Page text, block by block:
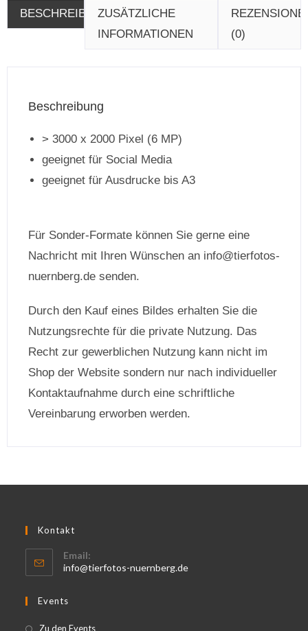
BESCHREIBUNGZUSÄTZLICHE
INFORMATIONEN
(0)
Beschreibung
> 3000 x 2000 Pixel (6 MP)
geeignet für Social Media
geeignet für Ausdrucke bis A3
Für Sonder-Formate können Sie gerne eine
Nachricht mit Ihren Wünschen an info@tierfotos-
nuernberg.de senden.
Durch den Kauf eines Bildes erhalten Sie die
Nutzungsrechte für die private Nutzung. Das
Recht zur gewerblichen Nutzung kann nicht im
Shop der Website sondern nur nach individueller
Kontaktaufnahme durch eine schriftliche
Vereinbarung erworben werden.
Kontakt
Email:
info@tierfotos-nuernberg.de
Events
Zu den Events